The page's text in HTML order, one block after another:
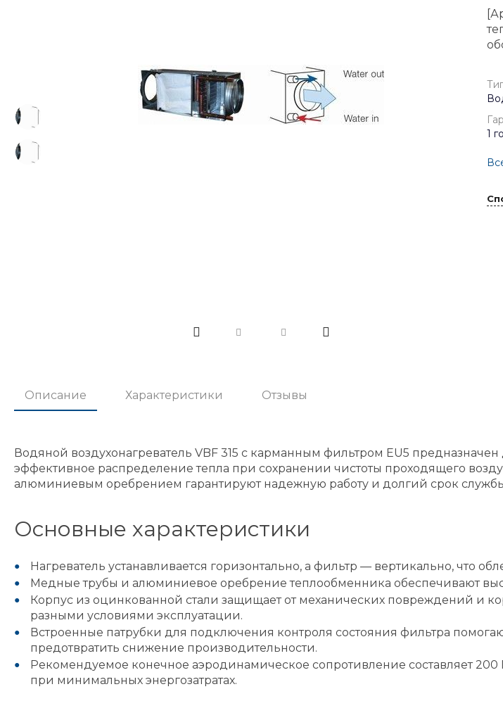
1
Описание Характеристики Отзывы
Водяной воздухонагреватель VBF 315 с карманным фильтром EU5
эффективное распределение тепла при сохранении чистоты проходящего
алюминиевым оребрением гарантируют надежную работу и долгий срок
Основные характеристики
Нагреватель устанавливается горизонтально, а фильтр — вертикально, что
Медные трубы и алюминиевое оребрение теплообменника обеспечивают
Корпус из оцинкованной стали защищает от механических повреждений и
разными условиями эксплуатации.
Встроенные патрубки для подключения контроля состояния фильтра
предотвратить снижение производительности.
Рекомендуемое конечное аэродинамическое сопротивление составляет
при минимальных энергозатратах.